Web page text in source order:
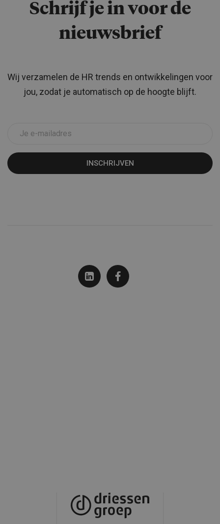
Schrijf je in voor de
nieuwsbrief
Wij verzamelen de HR trends en ontwikkelingen voor
jou, zodat je automatisch op de hoogte blijft.